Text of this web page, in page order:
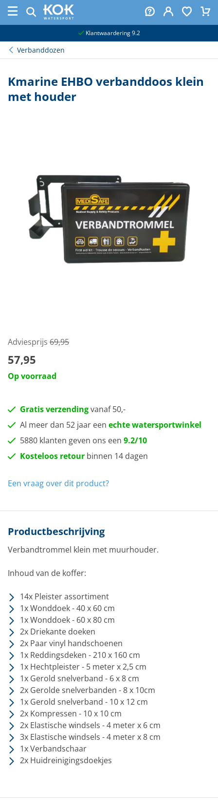
Klantwaardering 9.2
Verbanddozen
Kmarine EHBO verbanddoos klein
met houder
Adviesprijs 69,95
57,95
Op voorraad
Gratis verzendingvanaf 50,-
Al meer dan 52 jaar een echte watersportwinkel
5880 klanten geven ons een 9.2/10
Kosteloos retour binnen 14 dagen
Een vraag over dit product?
Productbeschrijving
Verbandtrommel klein met muurhouder.
Inhoud van de koffer:
14x Pleister assortiment
1x Wonddoek - 40 x 60 cm
1x Wonddoek - 60 x 80 cm
2x Driekante doeken
2x Paar vinyl handschoenen
1x Reddingsdeken - 210 x 160 cm
1x Hechtpleister - 5 meter x 2,5 cm
1x Gerold snelverband - 6 x 8 cm
2x Gerolde snelverbanden - 8 x 10cm
1x Gerold snelverband - 10 x 12 cm
2x Kompressen - 10 x 10 cm
2x Elastische windsels - 4 meter x 6 cm
3x Elastische windsels - 4 meter x 8 cm
1x Verbandschaar
2x Huidreinigingsdoekjes